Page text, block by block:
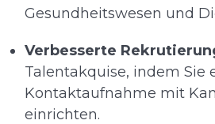
Gesundheitswesen und
Verbesserte
Talentakquise, indem
Kontaktaufnahme mit
einrichten.